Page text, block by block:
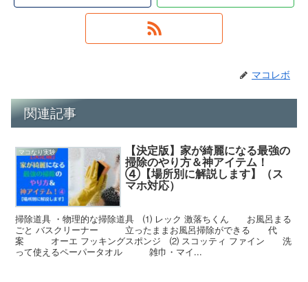
マコレボ
関連記事
マコなり実験
【決定版】家が綺麗になる最強の
掃除のやり方＆神アイテム！
④【場所別に解説します】（ス
マホ対応）
掃除道具 ・物理的な掃除道具 ⑴ レック 激落ちくん お風呂まる
ごと バスクリーナー 立ったままお風呂掃除ができる 代
案 オーエ フッキングスポンジ ⑵ スコッティ ファイン 洗
って使えるペーパータオル 雑巾・マイ...